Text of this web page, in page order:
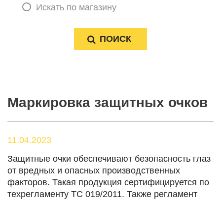
Искать по магазину
Маркировка защитных очков
11.04.2023
Защитные очки обеспечивают безопасность глаз
от вредных и опасных производственных
факторов. Такая продукция сертифицируется по
техрегламенту ТС 019/2011. Также регламент